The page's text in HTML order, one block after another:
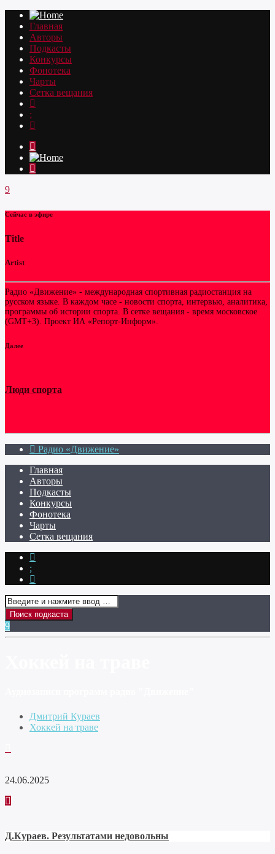
Главная
Авторы
Подкасты
Конкурсы
Фонотека
Чарты
Сетка вещания
Сейчас в эфире
Title
Artist
Радио «Движение» - международная спортивная радиостанция на
русском языке. В каждом часе - новости спорта, интервью, аналитика,
программы об истории спорта. В сетке вещания - время московское
(GMT+3). Проект ИА «Репорт-Информ».
Далее
Люди спорта
Радио «Движение»
Главная
Авторы
Подкасты
Конкурсы
Фонотека
Чарты
Сетка вещания
Дмитрий Кураев
Хоккей на траве
24.06.2025
Д.Кураев. Результатами недовольны